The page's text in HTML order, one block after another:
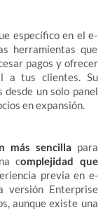
específico en el e-
herramientas que
pagos y ofrecer
a tus clientes. Su
un solo panel
en expansión.
más sencilla para
complejidad que
previa en e-
versión Enterprise
aunque existe una